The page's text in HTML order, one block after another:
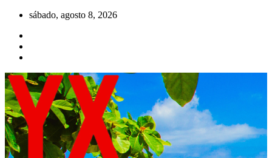
Saltar
contenido
sábado, agosto 8, 2026